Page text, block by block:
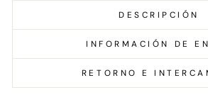
DESCRIPCIÓN
INFORMACIÓN DE
RETORNO E